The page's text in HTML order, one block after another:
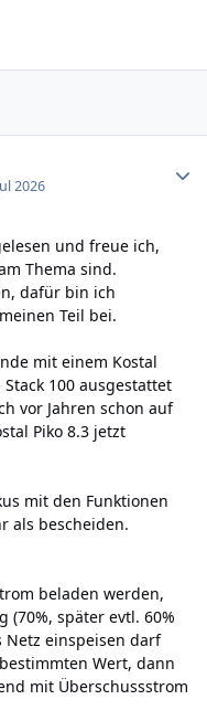
2026
und freue ich,
Thema sind.
dafür bin ich
Teil bei.
mit einem Kostal
Stack 100 ausgestattet
vor Jahren schon auf
Piko 8.3 jetzt
mit den Funktionen
als bescheiden.
beladen werden,
(70%, später evtl. 60%
Netz einspeisen darf
Wert, dann
mit Überschussstrom